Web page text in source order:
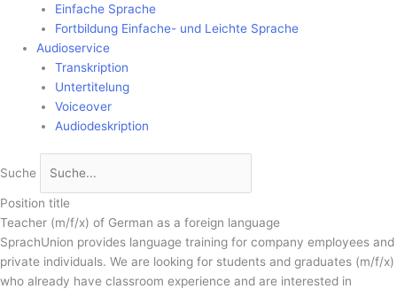
Einfache Sprache
Fortbildung Einfache- und Leichte Sprache
Audioservice
Transkription
Untertitelung
Voiceover
Audiodeskription
Suche
Position title
Teacher (m/f/x) of German as a foreign language
SprachUnion provides language training for company employees and
private individuals. We are looking for students and graduates (m/f/x)
who already have classroom experience and are interested in